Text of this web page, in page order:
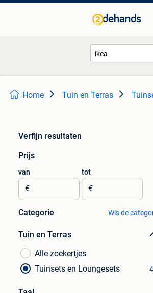
Home Tuin en Terras
Verfijn resultaten
Prijs
van
€
tot
€
Categorie Wis de
Tuin en Terras
Alle zoekertjes
Tuinsets en Loungesets